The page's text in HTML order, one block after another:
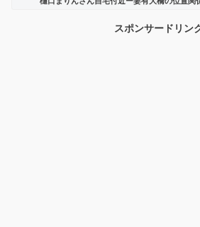
スポンサードリン